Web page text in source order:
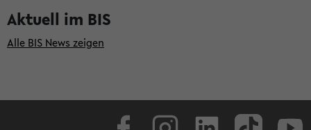
t
e
Aktuell im BIS
Alle BIS News zeigen